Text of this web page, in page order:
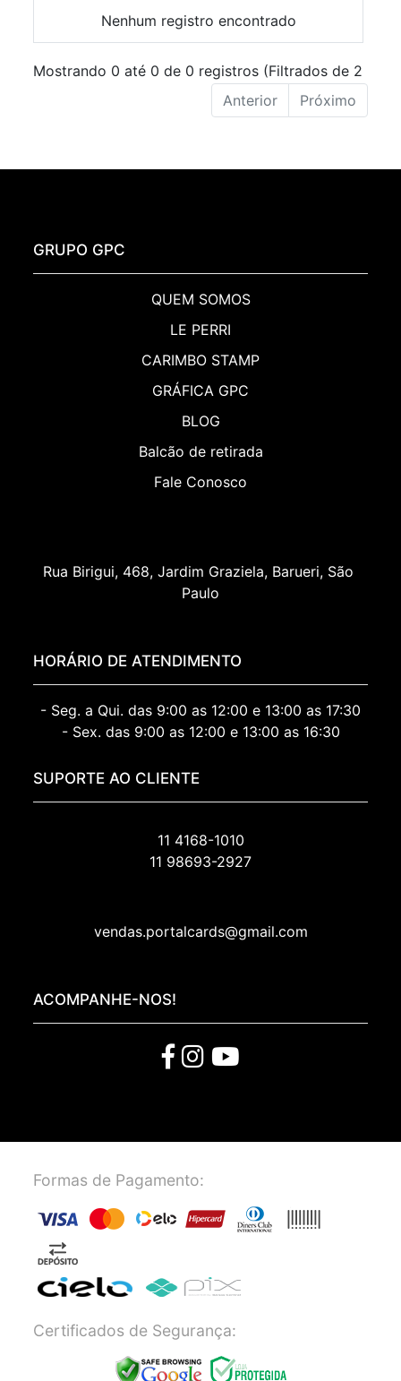
Nenhum registro encontrado
Mostrando 0 até 0 de 0 registros (Filtrados de 2
Anterior
Próximo
GRUPO GPC
QUEM SOMOS
LE PERRI
CARIMBO STAMP
GRÁFICA GPC
BLOG
Balcão de retirada
Fale Conosco
Rua Birigui, 468, Jardim Graziela, Barueri, São
Paulo
HORÁRIO DE ATENDIMENTO
- Seg. a Qui. das 9:00 as 12:00 e 13:00 as 17:30
- Sex. das 9:00 as 12:00 e 13:00 as 16:30
SUPORTE AO CLIENTE
11 4168-1010
11 98693-2927
vendas.portalcards@gmail.com
ACOMPANHE-NOS!
Formas de Pagamento:
Certificados de Segurança: